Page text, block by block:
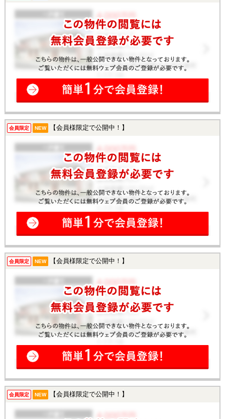
会員限定 NEW 【会員様限定で公開中！】
会員限定 NEW 【会員様限定で公開中！】
会員限定 NEW 【会員様限定で公開中！】